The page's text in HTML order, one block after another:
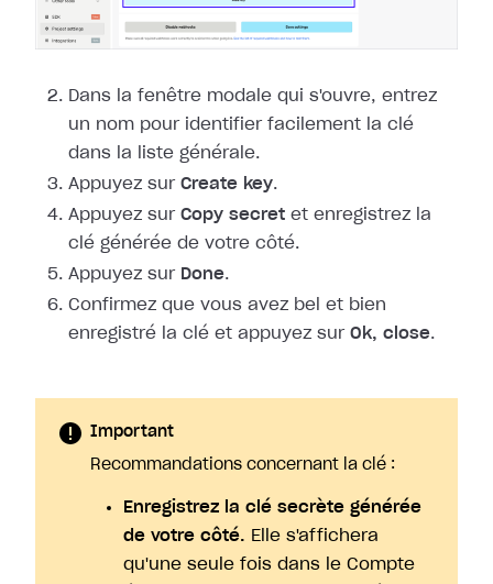
Dans la fenêtre modale qui s'ouvre, entrez
un nom pour identifier facilement la clé
dans la liste générale.
Appuyez sur Create key.
Appuyez sur Copy secret et enregistrez la
clé générée de votre côté.
Appuyez sur Done.
Confirmez que vous avez bel et bien
enregistré la clé et appuyez sur Ok, close.
Important
Recommandations concernant la clé :
Enregistrez la clé secrète générée
de votre côté. Elle s'affichera
qu'une seule fois dans le Compte